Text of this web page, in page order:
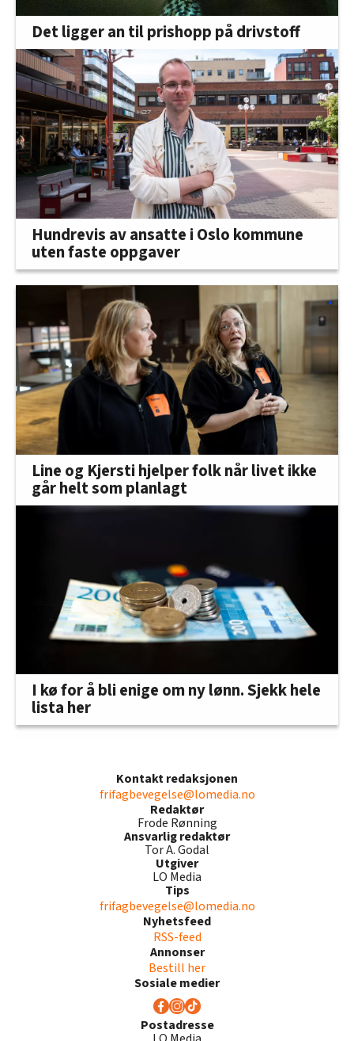
Det ligger an til prishopp på drivstoff
Hundrevis av ansatte i Oslo kommune
uten faste oppgaver
Line og Kjersti hjelper folk når livet ikke
går helt som planlagt
I kø for å bli enige om ny lønn. Sjekk hele
lista her
Kontakt redaksjonen
frifagbevegelse@lomedia.no
Redaktør
Frode Rønning
Ansvarlig redaktør
Tor A. Godal
Utgiver
LO Media
Tips
frifagbevegelse@lomedia.no
Nyhetsfeed
RSS-feed
Annonser
Bestill her
Sosiale medier
Postadresse